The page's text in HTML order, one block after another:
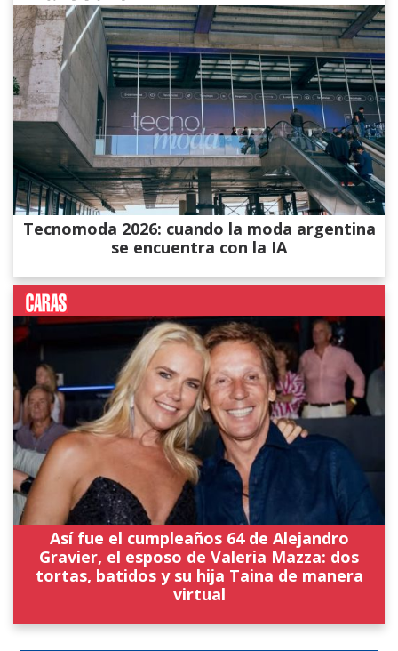
Tecnomoda 2026: cuando la moda argentina
se encuentra con la IA
Así fue el cumpleaños 64 de Alejandro
Gravier, el esposo de Valeria Mazza: dos
tortas, batidos y su hija Taina de manera
virtual